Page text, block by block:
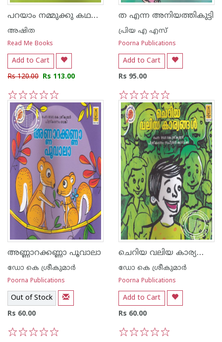
പറയാം നമ്മുക്കു കഥകള്‍
അഷിത
Read Me Books
Add to Cart
Rs 120.00 Rs 113.00
5
4
3
2
1
ത എന്ന അനിയത്തികുട്ടി
പ്രിയ എ എസ്
Poorna Publications
Add to Cart
Rs 95.00
5
4
3
2
1
അണ്ണാറക്കണ്ണാ പൂവാലാ
ഡോ കെ ശ്രീകുമാര്‍
Poorna Publications
Out of Stock
Rs 60.00
ചെറിയ വലിയ കാര്യങ്ങള്‍
ഡോ കെ ശ്രീകുമാര്‍
Poorna Publications
Add to Cart
Rs 60.00